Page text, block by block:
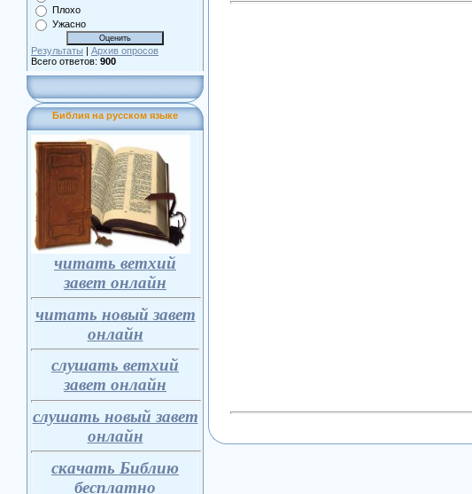
Плохо
Ужасно
Результаты | Архив опросов
Всего ответов: 900
Библия на русском языке
читать ветхий
завет онлайн
читать новый завет
онлайн
слушать ветхий
завет онлайн
слушать новый завет
онлайн
скачать Библию
бесплатно